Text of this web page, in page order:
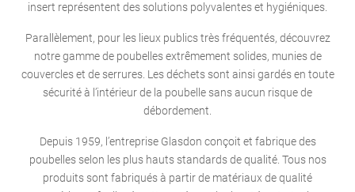
insert représentent des solutions polyvalentes et hygiéniques.
Parallèlement, pour les lieux publics très fréquentés, découvrez
notre gamme de poubelles extrêmement solides, munies de
couvercles et de serrures. Les déchets sont ainsi gardés en toute
sécurité à l’intérieur de la poubelle sans aucun risque de
débordement.
Depuis 1959, l’entreprise Glasdon conçoit et fabrique des
poubelles selon les plus hauts standards de qualité. Tous nos
produits sont fabriqués à partir de matériaux de qualité